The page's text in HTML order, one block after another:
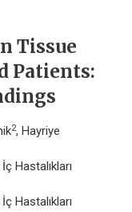
Tissue
Patients:
2, Hayriye
Hastalıkları
Hastalıkları